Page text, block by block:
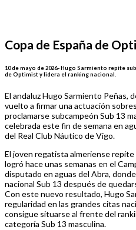
Copa de España de
10 de mayo de 2026.-Hugo Sarmiento repite
de Optimist y lidera el ranking nacional.
El andaluz Hugo Sarmiento Peñas,
vuelto a firmar una actuación
proclamarse subcampeón Sub 13
celebrada este fin de semana en
del Real Club Náutico de Vigo.
El joven regatista almeriense
logró hace unas semanas en el
disputado en aguas del Abra,
nacional Sub 13 después de
Con este nuevo resultado, Hugo
regularidad en las grandes citas
consigue situarse al frente del
categoría Sub 13 masculina.